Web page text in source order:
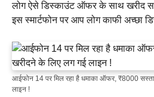
लोग ऐसे डिस्काउंट ऑफर के साथ खरीद
इस स्मार्टफोन पर आप लोग काफी अच्छा
आईफोन 14 पर मिल रहा है धमाका ऑफर, ₹8000
लाइन !